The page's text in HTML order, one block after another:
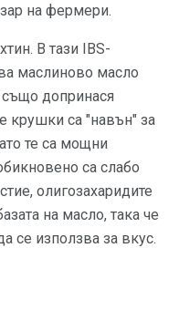
на фермери.
В тази IBS-
маслиново масло
допринася
крушки са "навън" за
те са мощни
са слабо
олигозахаридите
на масло, така че
се използва за вкус.